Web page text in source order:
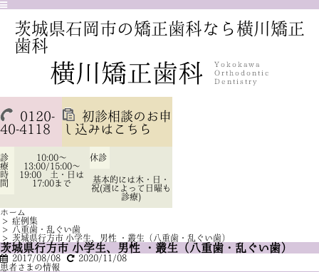
茨城県石岡市の矯正歯科なら横川矯正
歯科
0120-
40-4118
初診相談のお申
し込みはこちら
診
療
時
間
10:00～
13:00/15:00～
19:00 土・日は
17:00まで
休診
基本的には木・日・
祝(週によって日曜も
診療)
ホーム
> 症例集
>
八重歯・乱ぐい歯
> 茨城県行方市 小学生、男性 ・叢生（八重歯・乱ぐい歯）
茨城県行方市 小学生、男性 ・叢生（八重歯・乱ぐい歯）
2017/08/08
2020/11/08
患者さまの情報